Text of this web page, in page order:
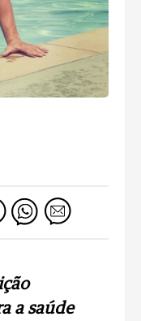
a saúde